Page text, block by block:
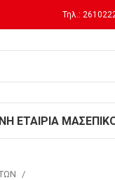
Τηλ.:
Η ΕΤΑΙΡΙΑ ΜΑΣ